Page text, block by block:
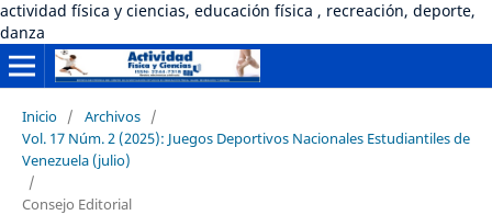
actividad física y ciencias, educación física , recreación, deporte,
danza
Inicio / Archivos /
Vol. 17 Núm. 2 (2025): Juegos Deportivos Nacionales Estudiantiles de
Venezuela (julio)
/
Consejo Editorial